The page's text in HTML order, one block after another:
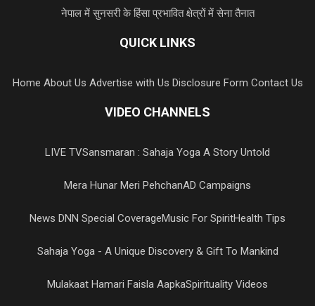
नेपाल में सुनसरी के हिंसा प्रभावित क्षेत्रों में सेना तैनात
QUICK LINKS
Home About Us Advertise with Us Disclosure Form Contact Us
VIDEO CHANNELS
LIVE TVSansmaran : Sahaja Yoga A Story Untold
Mera Hunar Meri PehchanAD Campaigns
News DNN Special CoverageMusic For SpiritHealth Tips
Sahaja Yoga - A Unique Discovery & Gift To Mankind
Mulakaat Hamari Faisla AapkaSpirituality Videos